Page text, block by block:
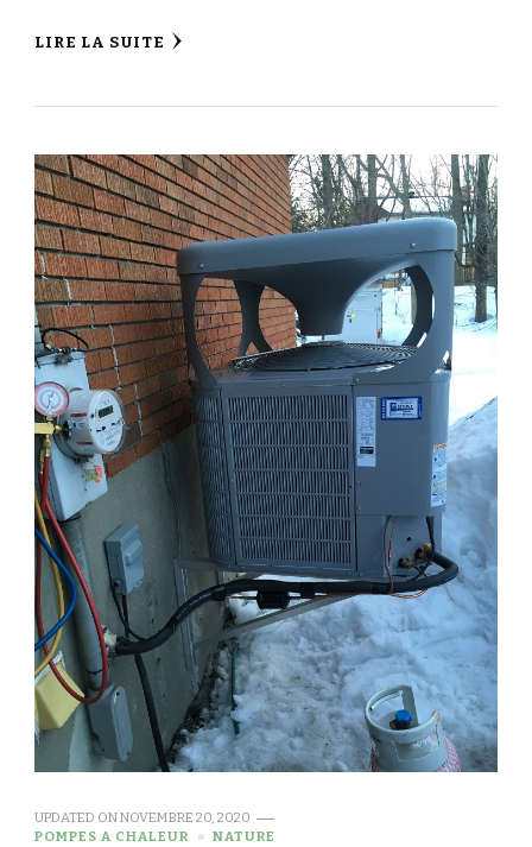
LIRE LA SUITE
UPDATED ONNOVEMBRE 20, 2020
POMPES A CHALEUR
NATURE